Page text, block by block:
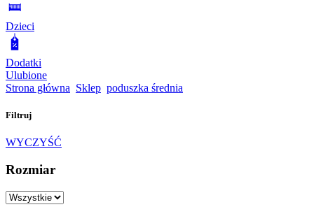
Dzieci
Dodatki
Ulubione
Strona główna Sklep poduszka średnia
Filtruj
WYCZYŚĆ
Rozmiar